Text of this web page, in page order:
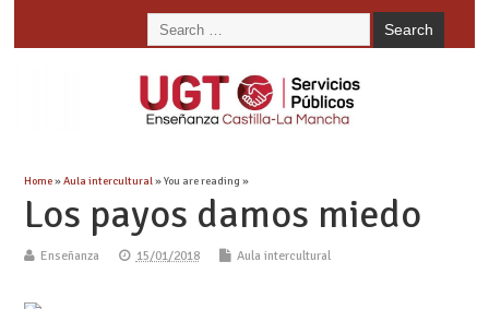
Home»Aula intercultural» You are reading »
Los payos damos miedo
Enseñanza 15/01/2018 Aula intercultural